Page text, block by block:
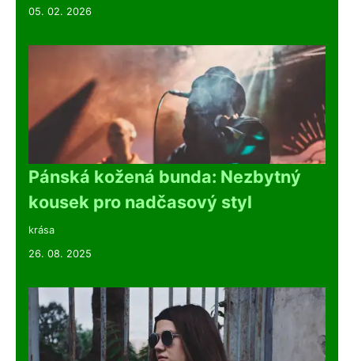
05. 02. 2026
Pánská kožená bunda: Nezbytný
kousek pro nadčasový styl
krása
26. 08. 2025